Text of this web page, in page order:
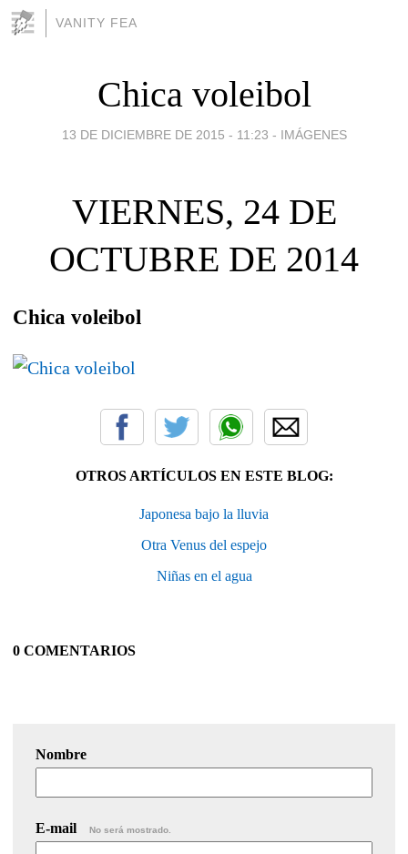
VANITY FEA
Chica voleibol
13 DE DICIEMBRE DE 2015 - 11:23 - IMÁGENES
VIERNES, 24 DE
OCTUBRE DE 2014
Chica voleibol
OTROS ARTÍCULOS EN ESTE BLOG:
Japonesa bajo la lluvia
Otra Venus del espejo
Niñas en el agua
0 COMENTARIOS
Nombre
E-mail No será mostrado.